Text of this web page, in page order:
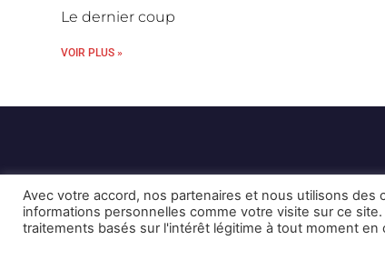
Le dernier coup
VOIR PLUS »
Avec votre accord, nos partenaires et nous utilisons
informations personnelles comme votre visite sur ce
traitements basés sur l'intérêt légitime à tout moment